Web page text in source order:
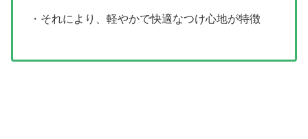
・それにより、軽やかで快適なつけ心地が特徴